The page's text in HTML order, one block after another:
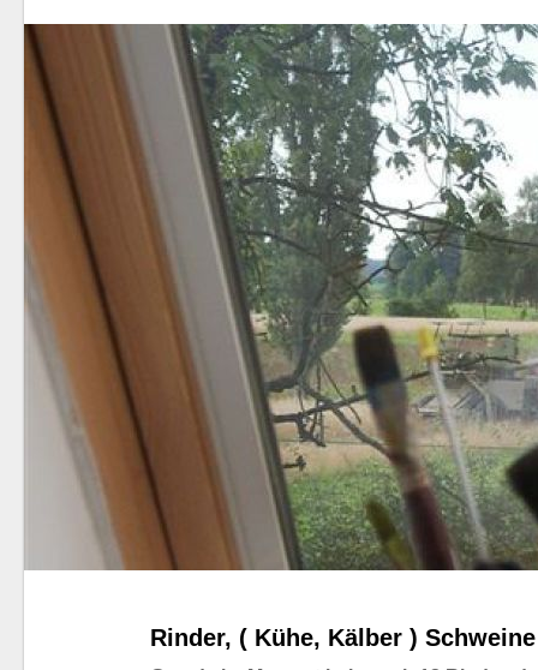
Rinder, ( Kühe, Kälber )